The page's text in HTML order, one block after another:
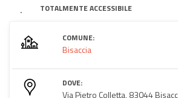
TOTALMENTE ACCESSIBILE
COMUNE:
Bisaccia
DOVE:
Via Pietro Colletta, 83044